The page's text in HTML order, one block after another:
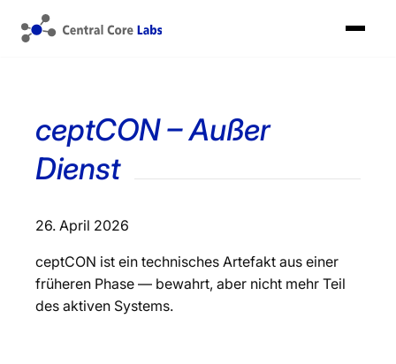
ceptCON – Außer
Dienst
26. April 2026
ceptCON ist ein technisches Artefakt aus einer
früheren Phase — bewahrt, aber nicht mehr Teil
des aktiven Systems.